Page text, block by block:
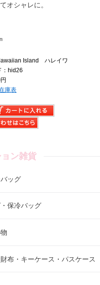
オシャレに。
Island ハレイワ
：hid26
庫表
ン雑貨
ッグ
保冷バッグ
布・キーケース・パスケース